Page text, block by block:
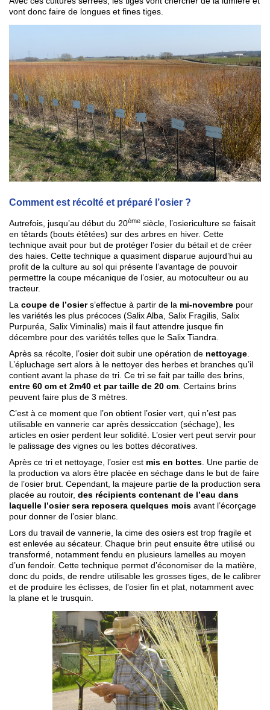
vont donc faire de longues et fines tiges.
Comment est récolté et préparé l’osier ?
Autrefois, jusqu’au début du 20ème siècle, l’osiericulture se faisait
en têtards (bouts étêtées) sur des arbres en hiver. Cette
technique avait pour but de protéger l’osier du bétail et de créer
des haies. Cette technique a quasiment disparue aujourd’hui au
profit de la culture au sol qui présente l’avantage de pouvoir
permettre la coupe mécanique de l’osier, au motoculteur ou au
tracteur.
La coupe de l’osiers’effectue à partir de la mi-novembre pour
les variétés les plus précoces (Salix Alba, Salix Fragilis, Salix
Purpuréa, Salix Viminalis) mais il faut attendre jusque fin
décembre pour des variétés telles que le Salix Tiandra.
Après sa récolte, l’osier doit subir une opération de nettoyage.
L’épluchage sert alors à le nettoyer des herbes et branches qu’il
contient avant la phase de tri. Ce tri se fait par taille des brins,
entre 60 cm et 2m40 et par taille de 20 cm. Certains brins
peuvent faire plus de 3 mètres.
C’est à ce moment que l’on obtient l’osier vert, qui n’est pas
utilisable en vannerie car après dessiccation (séchage), les
articles en osier perdent leur solidité. L’osier vert peut servir pour
le palissage des vignes ou les bottes décoratives.
Après ce tri et nettoyage, l’osier est mis en bottes. Une partie de
la production va alors être placée en séchage dans le but de faire
de l’osier brut. Cependant, la majeure partie de la production sera
placée au routoir, des récipients contenant de l’eau dans
laquelle l’osier sera reposera quelques mois avant l’écorçage
pour donner de l’osier blanc.
Lors du travail de vannerie, la cime des osiers est trop fragile et
est enlevée au sécateur. Chaque brin peut ensuite être utilisé ou
transformé, notamment fendu en plusieurs lamelles au moyen
d’un fendoir. Cette technique permet d’économiser de la matière,
donc du poids, de rendre utilisable les grosses tiges, de le calibrer
et de produire les éclisses, de l’osier fin et plat, notamment avec
la plane et le trusquin.